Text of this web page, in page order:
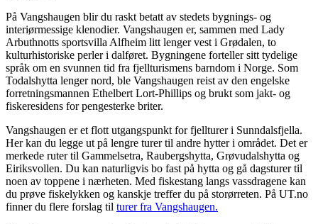
På Vangshaugen blir du raskt betatt av stedets bygnings- og
interiørmessige klenodier. Vangshaugen er, sammen med Lady
Arbuthnotts sportsvilla Alfheim litt lenger vest i Grødalen, to
kulturhistoriske perler i dalføret. Bygningene forteller sitt tydelige
språk om en svunnen tid fra fjellturismens barndom i Norge. Som
Todalshytta lenger nord, ble Vangshaugen reist av den engelske
forretningsmannen Ethelbert Lort-Phillips og brukt som jakt- og
fiskeresidens for pengesterke briter.
Vangshaugen er et flott utgangspunkt for fjellturer i Sunndalsfjella.
Her kan du legge ut på lengre turer til andre hytter i området. Det er
merkede ruter til Gammelsetra, Raubergshytta, Grøvudalshytta og
Eiriksvollen. Du kan naturligvis bo fast på hytta og gå dagsturer til
noen av toppene i nærheten. Med fiskestang langs vassdragene kan
du prøve fiskelykken og kanskje treffer du på storørreten. På UT.no
finner du flere forslag til turer fra Vangshaugen.